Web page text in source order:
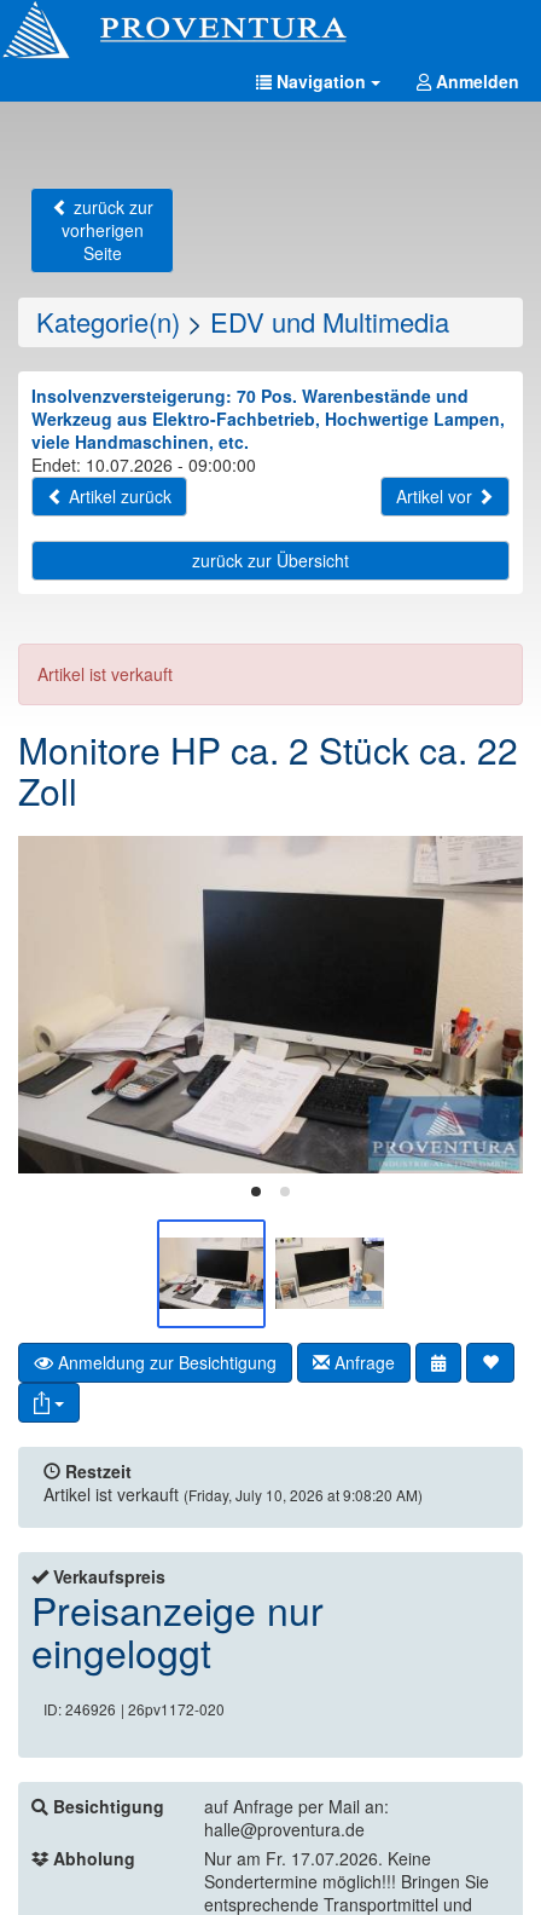
Navigation Anmelden
zurück zur
vorherigen
Seite
Kategorie(n) > EDV und Multimedia
Insolvenzversteigerung: 70 Pos. Warenbestände und
Werkzeug aus Elektro-Fachbetrieb, Hochwertige Lampen,
viele Handmaschinen, etc.
Endet: 10.07.2026 - 09:00:00
Artikel zurück
Artikel vor
zurück zur Übersicht
Artikel ist verkauft
Monitore HP ca. 2 Stück ca. 22
Zoll
Anmeldung zur Besichtigung Anfrage
Restzeit
Artikel ist verkauft (Friday, July 10, 2026 at 9:08:20 AM)
Verkaufspreis
Preisanzeige nur
eingeloggt
ID: 246926 | 26pv1172-020
Besichtigung
auf Anfrage per Mail an:
halle@proventura.de
Abholung
Nur am Fr. 17.07.2026. Keine
Sondertermine möglich!!! Bringen Sie
entsprechende Transportmittel und